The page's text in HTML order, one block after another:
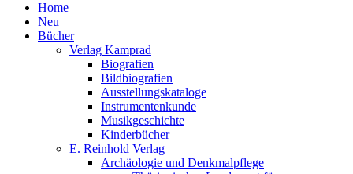
Home
Neu
Bücher
Verlag Kamprad
Biografien
Bildbiografien
Ausstellungskataloge
Instrumentenkunde
Musikgeschichte
Kinderbücher
E. Reinhold Verlag
Archäologie und Denkmalpflege